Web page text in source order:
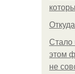
Стало
этом
не